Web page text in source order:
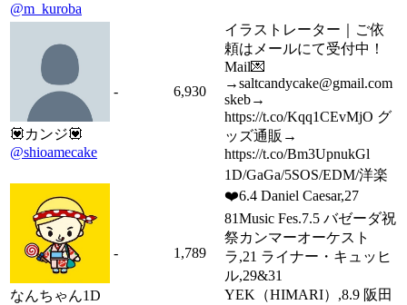
@m_kuroba
💟カンジ💟
@shioamecake
- 6,930
イラストレーター｜ご依
頼はメールにて受付中！
Mail💌
→saltcandycake@gmail.com
skeb→
https://t.co/Kqq1CEvMjO グ
ッズ通販→
https://t.co/Bm3UpnukGl
なんちゃん1D
- 1,789
1D/GaGa/5SOS/EDM/洋楽
❤️6.4 Daniel Caesar,27
81Music Fes.7.5 バゼーダ祝
祭カンマーオーケスト
ラ,21 ライナー・キュッヒ
ル,29&31
YEK（HIMARI）,8.9 阪田